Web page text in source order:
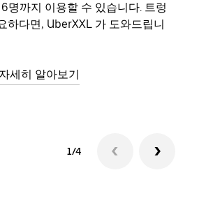
명까지 이용할 수 있습니다. 트렁
하다면, UberXXL 가 도와드립니
세히 알아보기
1/4